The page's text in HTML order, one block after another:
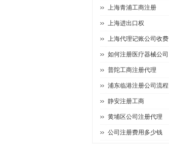
上海青浦工商注册
上海进出口权
上海代理记账公司收费
如何注册医疗器械公司
普陀工商注册代理
浦东临港注册公司流程
静安注册工商
黄埔区公司注册代理
公司注册费用多少钱